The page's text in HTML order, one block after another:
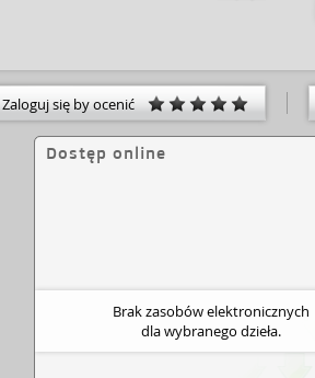
Zaloguj się by ocenić
Dostęp online
Brak zasobów elektronicznych
dla wybranego dzieła.